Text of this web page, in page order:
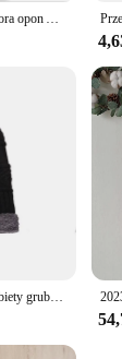
Zestaw zaworu do deflatora opon Auto-Stop (10-30 PSI) 4 PCS Przykręcane narzędzie do opon Pojazdy Motocykl Offroad 4x4 Zestaw narzędzi do opon
2022 zima mężczyźni kobiety gruba czapka typu Beanie czapka z dzianiny czapka zimowa czapka damska wełna szalik czapka kominiarka kapelusiki dziecięce zestaw